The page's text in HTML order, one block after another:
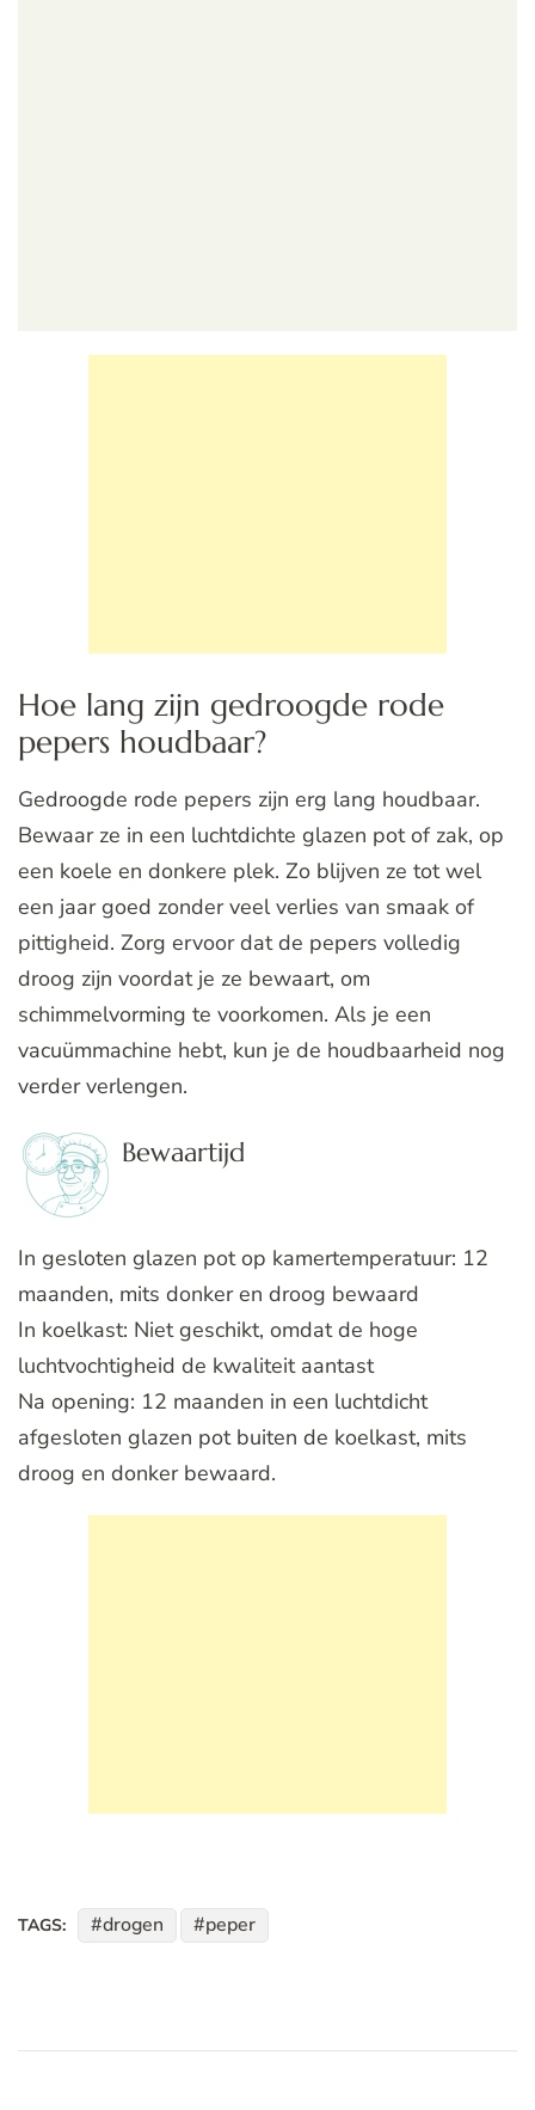
Hoe lang zijn gedroogde rode
pepers houdbaar?
Gedroogde rode pepers zijn erg lang houdbaar.
Bewaar ze in een luchtdichte glazen pot of zak, op
een koele en donkere plek. Zo blijven ze tot wel
een jaar goed zonder veel verlies van smaak of
pittigheid. Zorg ervoor dat de pepers volledig
droog zijn voordat je ze bewaart, om
schimmelvorming te voorkomen. Als je een
vacuümmachine hebt, kun je de houdbaarheid nog
verder verlengen.
Bewaartijd
In gesloten glazen pot op kamertemperatuur: 12
maanden, mits donker en droog bewaard
In koelkast: Niet geschikt, omdat de hoge
luchtvochtigheid de kwaliteit aantast
Na opening: 12 maanden in een luchtdicht
afgesloten glazen pot buiten de koelkast, mits
droog en donker bewaard.
TAGS: drogen peper